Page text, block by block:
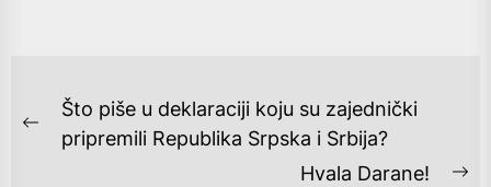
NAVIGACIJA
OBJAVA
Previous
Što piše u deklaraciji koju su zajednički
pripremili Republika Srpska i Srbija?
Hvala Darane!